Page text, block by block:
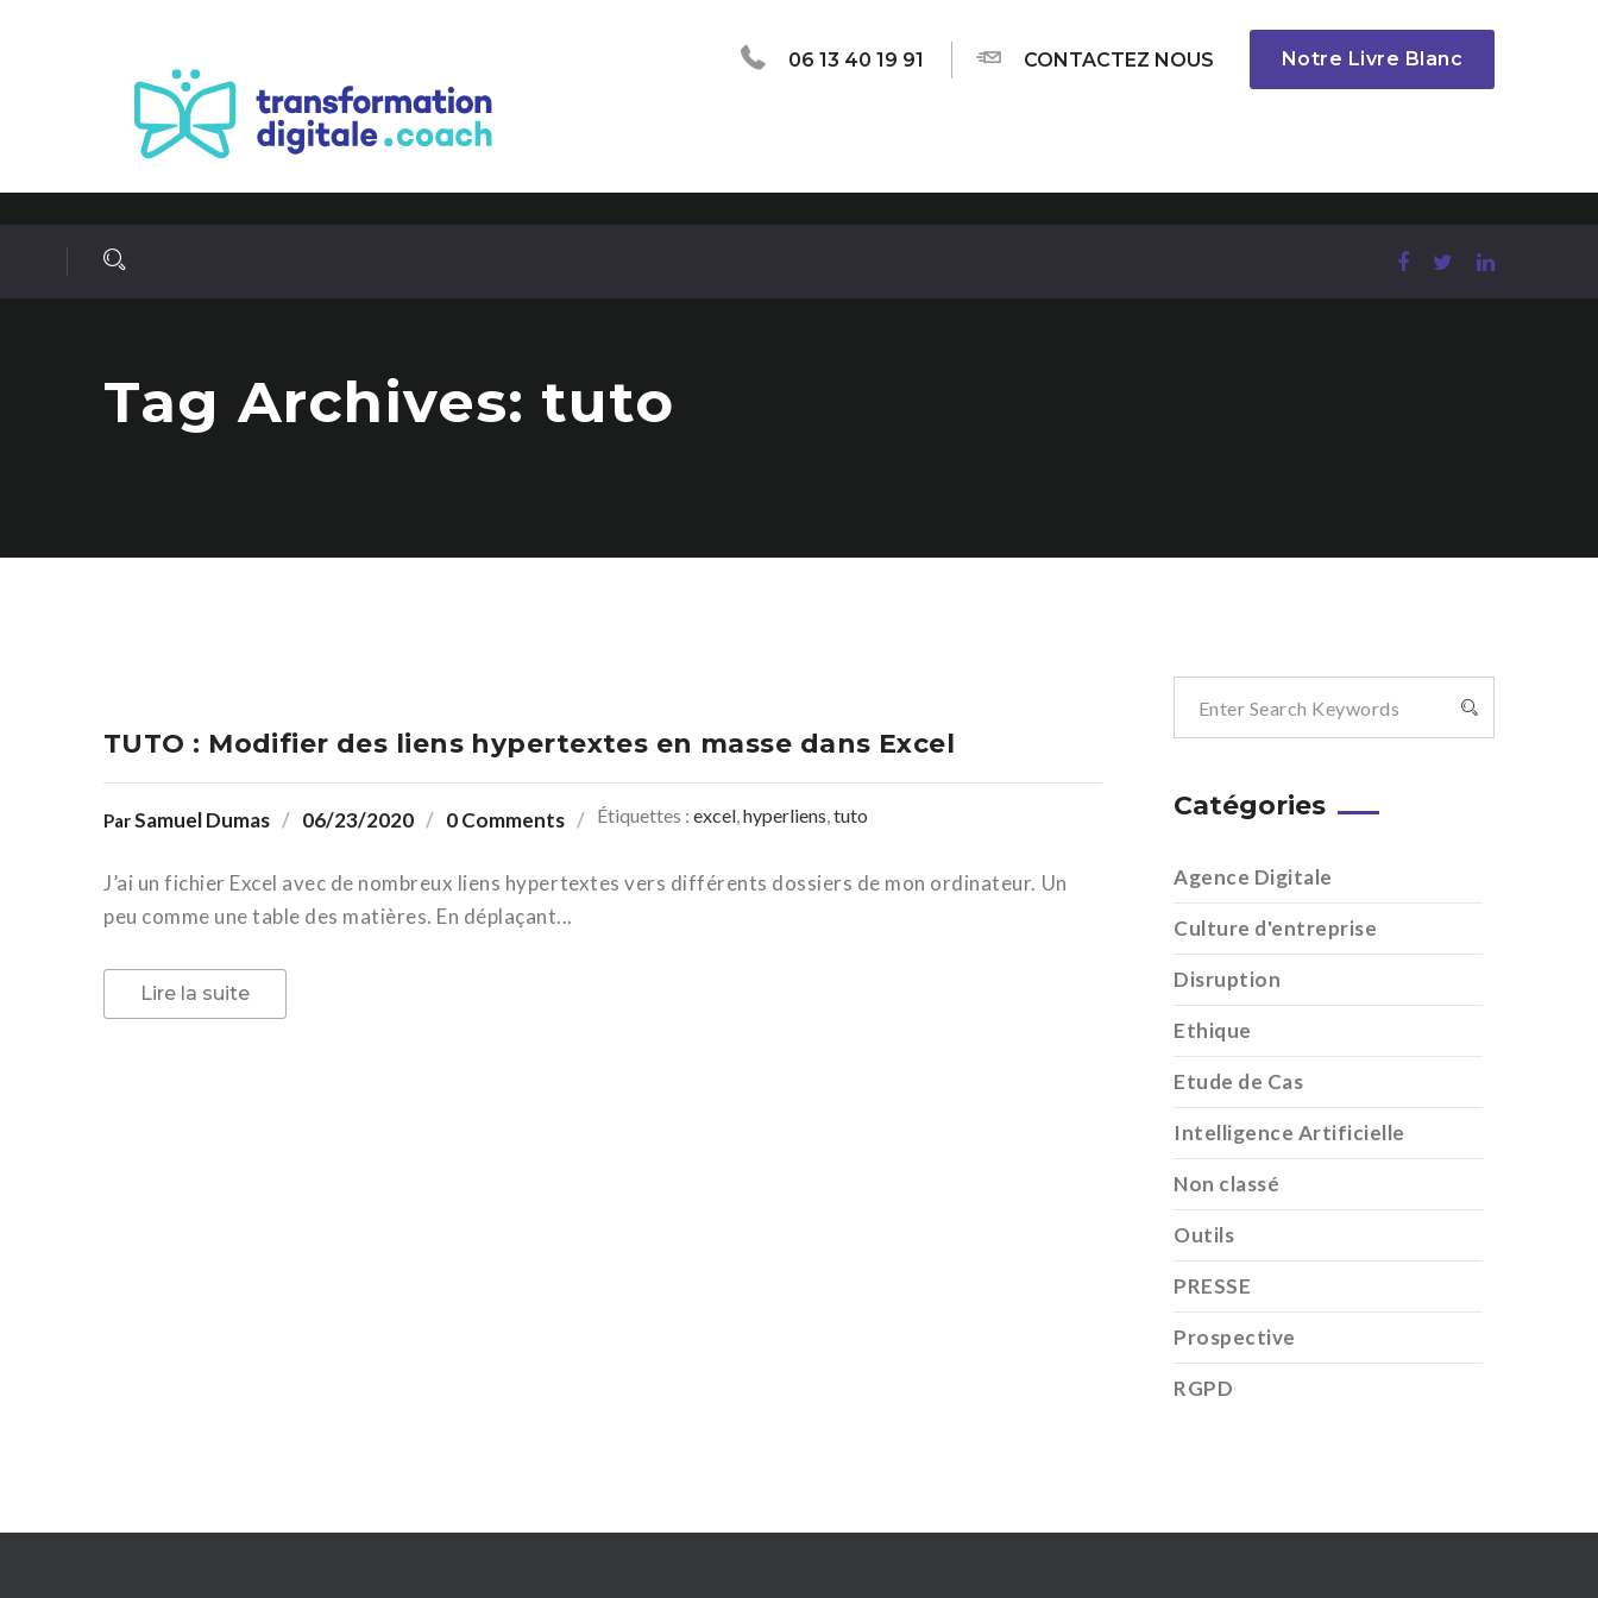
Notre Livre Blanc
06 13 40 19 91 CONTACTEZ NOUS
Tag Archives: tuto
TUTO : Modifier des liens hypertextes en masse dans Excel
ParSamuel Dumas 06/23/2020 0 Comments Étiquettes : excel,hyperliens,tuto
J’ai un fichier Excel avec de nombreux liens hypertextes vers différents dossiers de mon ordinateur. Un
peu comme une table des matières. En déplaçant...
Lire la suite
Catégories
Agence Digitale
Culture d'entreprise
Disruption
Ethique
Etude de Cas
Intelligence Artificielle
Non classé
Outils
PRESSE
Prospective
RGPD